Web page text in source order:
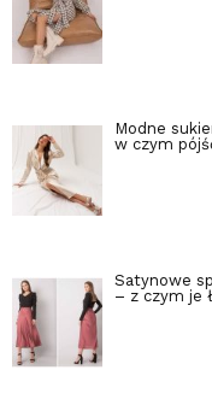
Modne
w czym
Satynowe
– z czym je